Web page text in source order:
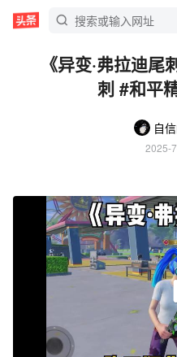
《异变·弗拉迪
刺 #和平
2025-